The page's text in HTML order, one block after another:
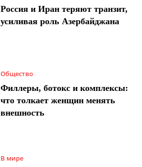
Россия и Иран теряют транзит,
усиливая роль Азербайджана
Общество
Филлеры, ботокс и комплексы:
что толкает женщин менять
внешность
В мире